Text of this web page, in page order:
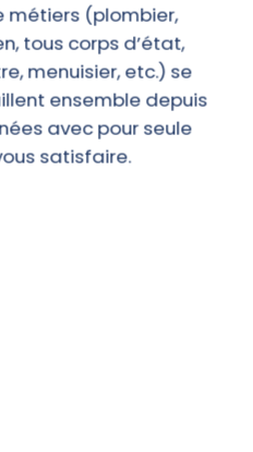
métiers (plombier,
tous corps d’état,
menuisier, etc.) se
ensemble depuis
avec pour seule
satisfaire.